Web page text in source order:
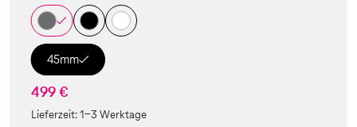
45mm
499 €
Lieferzeit:1-3 Werktage